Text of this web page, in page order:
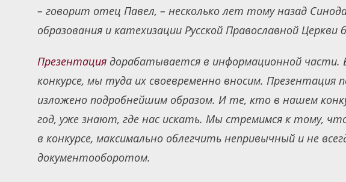
– говорит отец Павел, – несколько лет тому назад
образования и катехизации Русской Православной
Презентация дорабатывается в информационной части.
конкурсе, мы туда их своевременно вносим.
изложено подробнейшим образом. И те, кто в нашем
год, уже знают, где нас искать. Мы стремимся к тому,
в конкурсе, максимально облегчить непривычный и не
документооборотом.